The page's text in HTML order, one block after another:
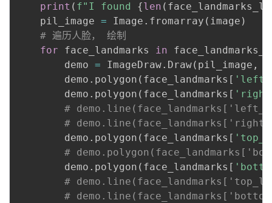
print ( f"I found {len (
    pil_image
= Image . fromarray ( image )
# 遍历人脸， 绘制
for face_landmarks in
        demo
= ImageDraw. Draw( pil_image ,
        demo
. polygon ( face_landmarks [
        demo
. polygon ( face_landmarks [
#
#
        demo
. polygon ( face_landmarks [
#
        demo
. polygon ( face_landmarks [
#
#